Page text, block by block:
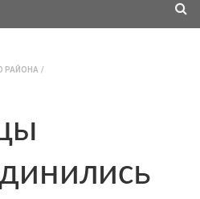
РАЙОНА